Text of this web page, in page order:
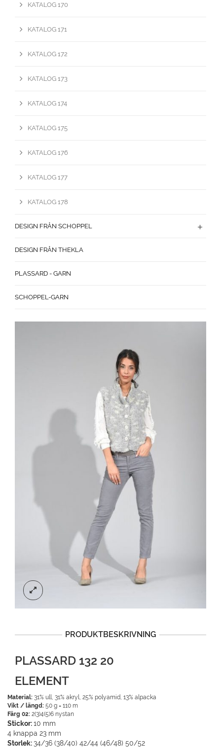
PRODUKTBESKRIVNING
PLASSARD 132 20
ELEMENT
Material: 31% ull, 31% akryl, 25% polyamid, 13% alpacka
Vikt / längd: 50 g = 110 m
Färg 02: 2(3)4(5)6 nystan
Stickor:10 mm
4 knappa 23 mm
Storlek:34/36 (38/40) 42/44 (46/48) 50/52
KATALOG 170
KATALOG 171
KATALOG 172
KATALOG 173
KATALOG 174
KATALOG 175
KATALOG 176
KATALOG 177
KATALOG 178
DESIGN FRÅN SCHOPPEL
DESIGN FRÅN THEKLA
PLASSARD - GARN
SCHOPPEL-GARN